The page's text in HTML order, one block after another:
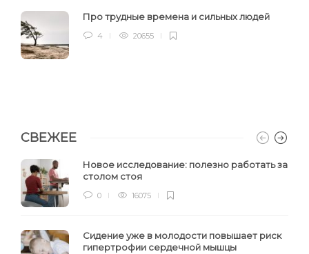
Про трудные времена и сильных людей
4 20655
СВЕЖЕЕ
Новое исследование: полезно работать за
столом стоя
0 16075
Сидение уже в молодости повышает риск
гипертрофии сердечной мышцы